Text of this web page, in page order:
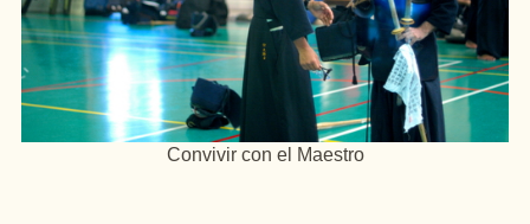
Convivir con el Maestro